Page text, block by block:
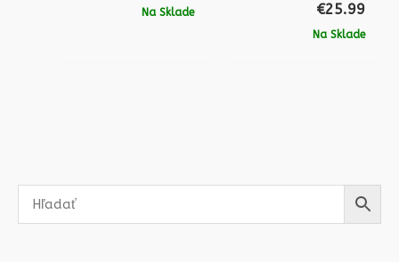
Na Sklade €25.99
Na Sklade